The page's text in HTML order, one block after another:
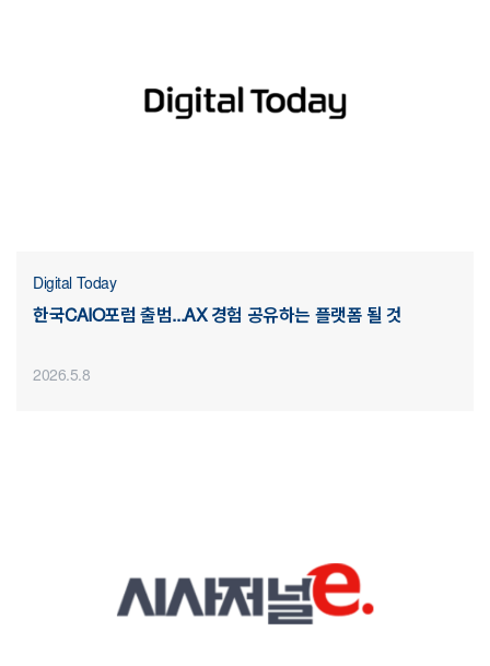
Digital Today
한국CAIO포럼 출범...AX 경험 공유하는 플랫폼 될 것
2026.5.8